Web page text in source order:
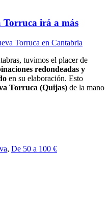
Torruca irá a más
tuvimos el placer de
redondeadas y
en su elaboración. Esto
Torruca (Quijas) de la mano
, De 50 a 100 €